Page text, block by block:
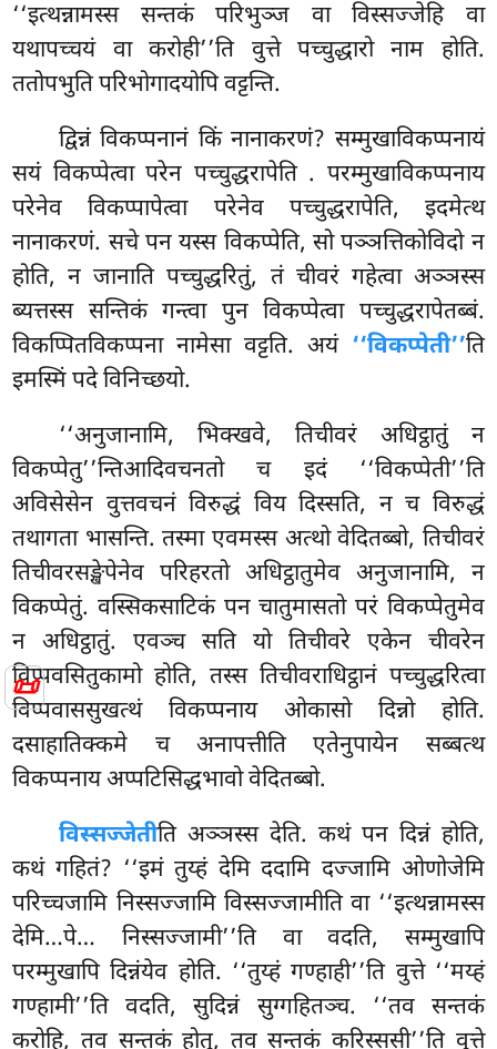
📜
‘‘इत्थन्नामस्स सन्तकं परिभुञ्ज वा विस्सज्जेहि वा
यथापच्चयं वा करोही’’ति वुत्ते पच्चुद्धारो नाम होति.
ततोपभुति परिभोगादयोपि वट्टन्ति.
द्विन्नंविकप्पनानं किं नानाकरणं? सम्मुखाविकप्पनायं
सयं विकप्पेत्वा परेन पच्चुद्धरापेति . परम्मुखाविकप्पनाय
परेनेव विकप्पापेत्वा परेनेव पच्चुद्धरापेति, इदमेत्थ
नानाकरणं. सचे पन यस्स विकप्पेति, सो पञ्ञत्तिकोविदो न
होति, न जानाति पच्चुद्धरितुं, तं चीवरं गहेत्वा अञ्ञस्स
ब्यत्तस्स सन्तिकं गन्त्वा पुन विकप्पेत्वा पच्चुद्धरापेतब्बं.
विकप्पितविकप्पना नामेसा वट्टति. अयं ‘‘विकप्पेती’’ति
इमस्मिं पदे विनिच्छयो.
‘‘अनुजानामि, भिक्खवे, तिचीवरं अधिट्ठातुं न
विकप्पेतु’’न्तिआदिवचनतो च इदं ‘‘विकप्पेती’’ति
अविसेसेन वुत्तवचनं विरुद्धं विय दिस्सति, न च विरुद्धं
तथागता भासन्ति. तस्मा एवमस्स अत्थो वेदितब्बो, तिचीवरं
तिचीवरसङ्खेपेनेव परिहरतो अधिट्ठातुमेव अनुजानामि, न
विकप्पेतुं. वस्सिकसाटिकं पन चातुमासतो परं विकप्पेतुमेव
न अधिट्ठातुं. एवञ्च सति यो तिचीवरे एकेन चीवरेन
विप्पवसितुकामो होति, तस्स तिचीवराधिट्ठानं पच्चुद्धरित्वा
विप्पवाससुखत्थं विकप्पनाय ओकासो दिन्नो होति.
दसाहातिक्कमे च अनापत्तीति एतेनुपायेन सब्बत्थ
विकप्पनाय अप्पटिसिद्धभावो वेदितब्बो.
विस्सज्जेतीति अञ्ञस्स देति. कथं पन दिन्नं होति,
कथं गहितं? ‘‘इमं तुय्हं देमि ददामि दज्जामि ओणोजेमि
परिच्चजामि निस्सज्जामि विस्सज्जामीति वा ‘‘इत्थन्नामस्स
देमि…पे… निस्सज्जामी’’ति वा वदति, सम्मुखापि
परम्मुखापि दिन्नंयेव होति. ‘‘तुय्हं गण्हाही’’ति वुत्ते ‘‘मय्हं
गण्हामी’’ति वदति, सुदिन्नं सुग्गहितञ्च. ‘‘तव सन्तकं
करोहि, तव सन्तकं होतु, तव सन्तकं करिस्ससी’’ति वुत्ते